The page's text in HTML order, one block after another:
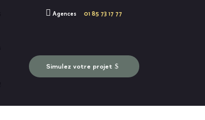
 Agences 01 85 73 17 77
Simulez votre projet